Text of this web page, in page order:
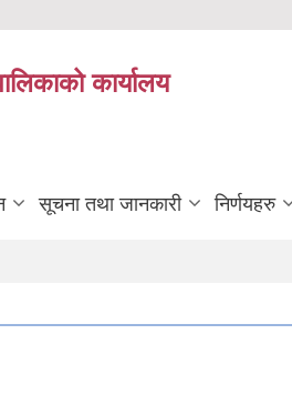
कार्यालय
सूचना तथा जानकारी निर्णयहरु